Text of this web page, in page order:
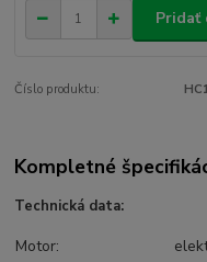
Pridať
Číslo produktu:
Kompletné
Technická data:
Motor: